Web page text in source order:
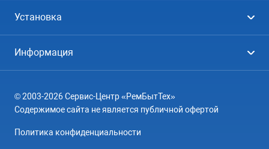
Посудомоечные машины
Кондиционеры
Варочные панели
Установка
Кондиционеры
Информация
География
© 2003-2026 Сервис-Центр «РемБытТех»
Содержимое сайта не является публичной офертой
Политика конфиденциальности